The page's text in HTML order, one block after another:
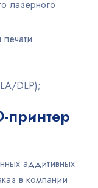
лазерного
DLP);
принтер
аддитивных
в компании